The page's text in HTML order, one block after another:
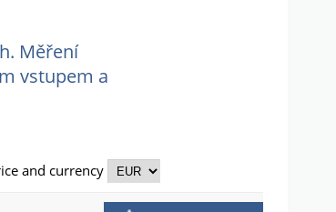
Měření
vstupem a
and currency